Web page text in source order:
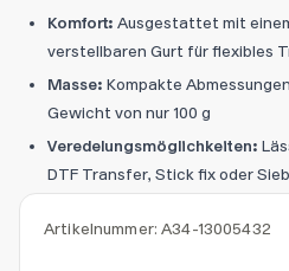
Artikelnummer:A34-13005432
Komfort: Ausgestattet mit
verstellbaren Gurt für flexibles
Masse: Kompakte
Gewicht von nur 100 g
Veredelungsmöglichkeiten:
DTF Transfer, Stick fix oder